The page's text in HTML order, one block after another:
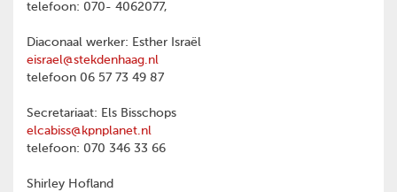
telefoon: 070- 4062077,
Diaconaal werker: Esther Israël
eisrael@stekdenhaag.nl
telefoon 06 57 73 49 87
Secretariaat: Els Bisschops
elcabiss@kpnplanet.nl
telefoon: 070 346 33 66
Shirley Hofland